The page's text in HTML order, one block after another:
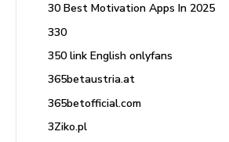
30 Best Motivation Apps In 2025
330
350 link English onlyfans
365betaustria.at
365betofficial.com
3Ziko.pl